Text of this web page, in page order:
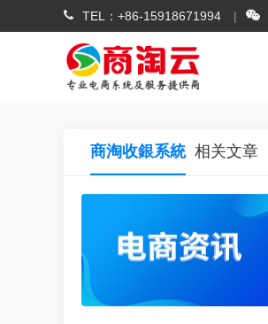
TEL： +86-15918671994
商淘收銀系統 相关文章